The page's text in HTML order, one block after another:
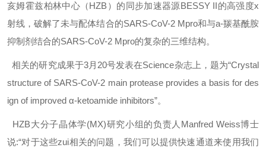
亥姆霍兹柏林中心（HZB）的同步加速器源BESSY II的高强度x
射线，破解了未与配体结合的SARS-CoV-2 Mpro和与a-羰基酰胺
抑制剂结合的SARS-CoV-2 Mpro的复杂的三维结构。
相关的研究成果于3月20号发表在Science杂志上，题为“Crystal
structure of SARS-CoV-2 main protease provides a basis for des
ign of improved α-ketoamide inhibitors”。
HZB大分子晶体学(MX)研究小组的负责人Manfred Weiss博士
说:“对于这些zui相关的问题，我们可以提供快速通道来使用我们